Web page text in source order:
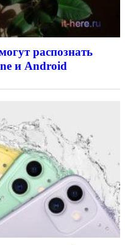
распознать
и Android